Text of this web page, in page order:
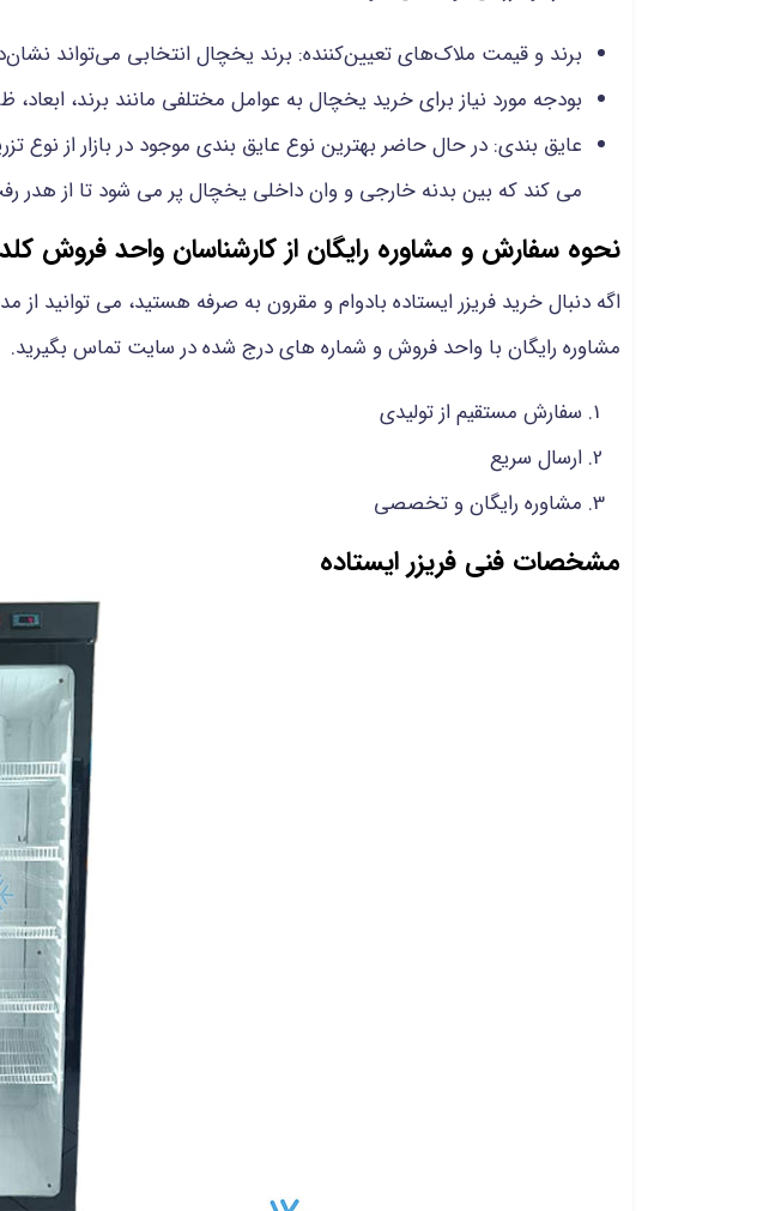
برند و قیمت ملاک‌های تعیین‌کننده: برند یخچال انتخابی می‌تواند
بودجه مورد نیاز برای خرید یخچال به عوامل مختلفی مانند برند،
عایق بندی: در حال حاضر بهترین نوع عایق بندی موجود در بازار از نوع
می کند که بین بدنه خارجی و وان داخلی یخچال پر می شود تا از هدر
نحوه سفارش و مشاوره رایگان از کارشناسان واحد فروش
اگه دنبال خرید فریزر ایستاده بادوام و مقرون‌ به‌ صرفه هستید، می
مشاوره رایگان با واحد فروش و شماره های درج شده در سایت تماس بگیرید.
سفارش مستقیم از تولیدی
ارسال سریع
مشاوره رایگان و تخصصی
مشخصات فنی فریزر ایستاده